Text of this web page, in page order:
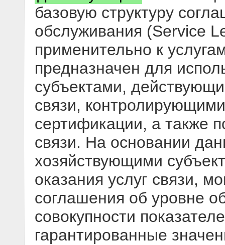
базовую структуру
обслуживания (Service
применительно к
предназначен для
субъектами,
связи,
сертификации, а также
связи. На основании
хозяйствующими
оказания услуг связи,
соглашения об уровне
совокупности
гарантированные